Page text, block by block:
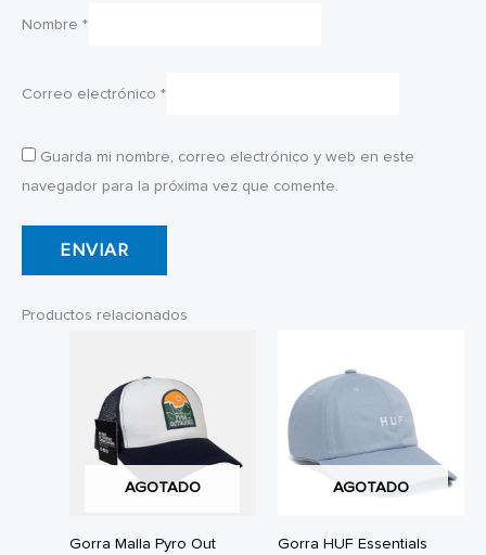
Nombre *
Correo electrónico *
Guarda mi nombre, correo electrónico y web en este
navegador para la próxima vez que comente.
Productos relacionados
AGOTADO
Gorra Malla Pyro Out
AGOTADO
Gorra HUF Essentials